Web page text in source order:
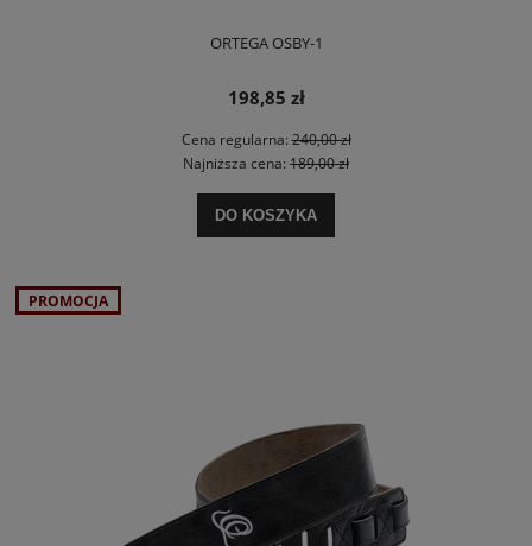
ORTEGA OSBY-1
198,85 zł
Cena regularna:240,00 zł
Najniższa cena: 189,00 zł
DO KOSZYKA
PROMOCJA